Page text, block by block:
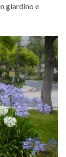
giardino e